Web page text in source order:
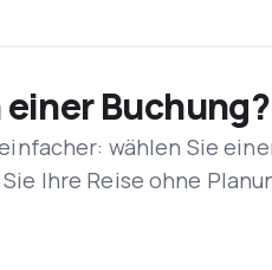
zweitgrößte Flotte auf der
A340-300, A330-300 und
und Boeing 737-500, 737-300
bekannt. Das ist der größte
Welt. Der Flughafen liegt
Heute werden jährlich 58
wählen Sie
Ihre Reise ohne